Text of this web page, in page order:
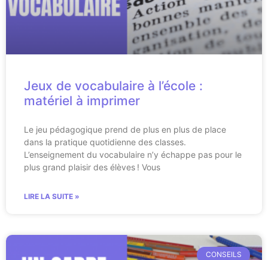
Jeux de vocabulaire à l’école :
matériel à imprimer
Le jeu pédagogique prend de plus en plus de place
dans la pratique quotidienne des classes.
L’enseignement du vocabulaire n’y échappe pas pour le
plus grand plaisir des élèves ! Vous
LIRE LA SUITE »
CONSEILS